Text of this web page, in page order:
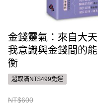
金錢靈氣：來自大
我意識與金錢間的
衡
超取滿NT$499免運
NT$600